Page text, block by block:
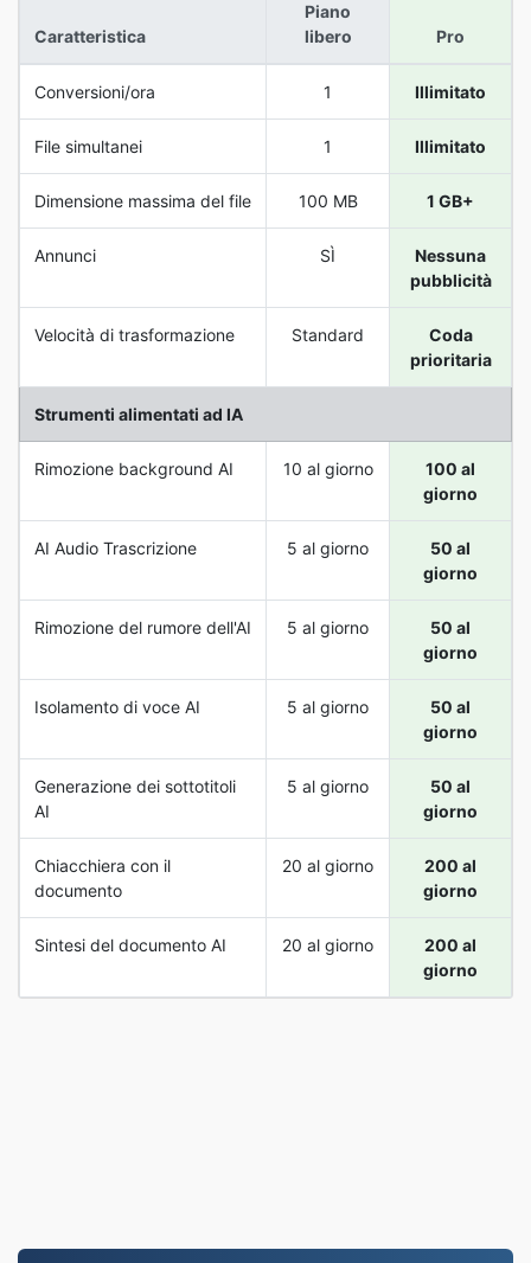
Caratteristica
Piano
libero
Pro
Conversioni/ora 1 Illimitato
File simultanei 1 Illimitato
Dimensione massima del file 100 MB 1 GB+
Annunci SÌ
Nessuna
pubblicità
Velocità di trasformazione Standard
Coda
prioritaria
Strumenti alimentati ad IA
Rimozione background AI 10 al giorno
100 al
giorno
AI Audio Trascrizione 5 al giorno
50 al
giorno
Rimozione del rumore dell'AI 5 al giorno
50 al
giorno
Isolamento di voce AI 5 al giorno
50 al
giorno
Generazione dei sottotitoli
AI
5 al giorno
50 al
giorno
Chiacchiera con il
documento
20 al giorno
200 al
giorno
Sintesi del documento AI 20 al giorno
200 al
giorno